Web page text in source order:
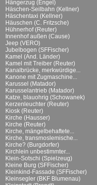
Hängerzug (Engel)
Häschen-Seilbahn (Kellner)
Häschentaxi (Kellner)
Häuschen (C. Fritzsche)
Hühnerhof (Reuter)
Innenhof außen (Cause)
Jeep (VERO)
Jubelbogen (SFFischer)
Kamel (And. Länder)
Kamel mit Treiber (Reuter)
Kanalbrücke, merkwürdige...
Kanone mit Zugmaschine...
Karussel (Matador)
Karusselantrieb (Matador)
Katze, blauohrig (Schowanek)
Kerzenleuchter (Reuter)
Kiosk (Reuter)
Kirche (Hausser)
Kirche (Reuter)
Kirche, mängelbehaftete...
Kirche, transmoslemische...
Kirche? (Burgdorfer)
Kirchlein unbestimmter...
Klein-Sotschi (Spielzeug)
Kleine Burg (SFFischer)
Kleinkind-Fassade (SFFischer)
Kleinsegler (BKF Blumenau)